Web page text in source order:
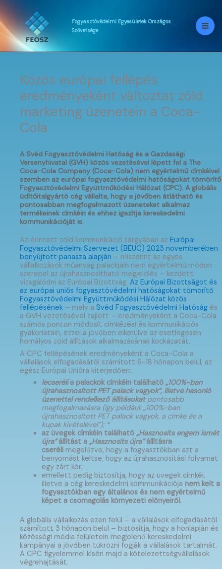
Skip
to
content
Fogyasztóvédelmi Egyesületek Országos
Szövetsége
Közös európai fellépés
eredményeként változtat zöld
marketing üzenetein a Coca-
Cola
A Svéd Fogyasztóvédelmi Hatóság és a Gazdasági
Versenyhivatal (GVH) közös vezetésével lépett fel a The
Coca-Cola Company (Coca-Cola) nem egyértelmű címkéivel
szemben az európai fogyasztóvédelmi hatóságokat tömörítő
Fogyasztóvédelmi Együttműködési Hálózat (CPC). A globális
üdítőitalgyártó cég vállalta, hogy a jövőben átlátható és
pontosabban megfogalmazott üzeneteket alkalmaz
termékeinek címkéin és ehhez igazítja kereskedelmi
kommunikációját is.
Az érintett zöld kommunikáció tárgyában az Európai
Fogyasztóvédelmi Szervezet (BEUC) 2023 novemberében
benyújtott panasza alapján – miszerint az egyes
vállalkozások műanyag palackjain nem egyértelmű módon
szerepel az újrahasznosítható megjelölés – kezdett
vizsgálódni az Európai Bizottság. Az Európai Bizottságot és
az európai uniós fogyasztóvédelmi hatóságokat tömörítő
Fogyasztóvédelmi Együttműködési Hálózat közös
fellépésének – mely a Svéd Fogyasztóvédelmi Hatóság és
a GVH vezetésével zajlott – eredményeként a Coca-Cola
számos ponton módosít címkézési és kommunikációs
gyakorlatain, ezzel a jövőben elkerülve az esetlegesen
homályos zöld állítások alkalmazásának kockázatát.
A CPC fellépésének eredményeként a Coca-Cola a
vállalások elfogadásától számított 6-18 hónapon belül, az
egész Európai Unióra kiterjedően:
lecserélia palackok címkéin található „100%-ban
újrahasznosított PET palack vagyok”, illetve hasonló
üzenettel rendelkező állításokatpontosabb
megfogalmazásra (így például: „100%-ban
újrahasznosított PET palack vagyok, a címke és a
kupak kivételével”); *
az üvegek címkéin található „Hasznosíts engem ismét
újra”állítást a„Hasznosíts újra”állításra
cseréli megelőzve, hogy a fogyasztókban azt a
benyomást keltse, hogy az újrahasznosítási folyamat
egy zárt kör;
emellett pedig biztosítja, hogy az üvegek címkéi,
illetve a cég kereskedelmi kommunikációja nem kelt a
fogyasztókban egy általános és nem egyértelmű
képet a csomagolás környezeti előnyeiről.
A globális vállalkozás ezen felül – a vállalások elfogadásától
számított 3 hónapon belül – biztosítja, hogy a honlapján és
közösségi média felületein megjelenő kereskedelmi
kampányai a jövőben tükrözni fogják a vállalások tartalmát.
A CPC figyelemmel kíséri majd a kötelezettségvállalások
végrehajtását.